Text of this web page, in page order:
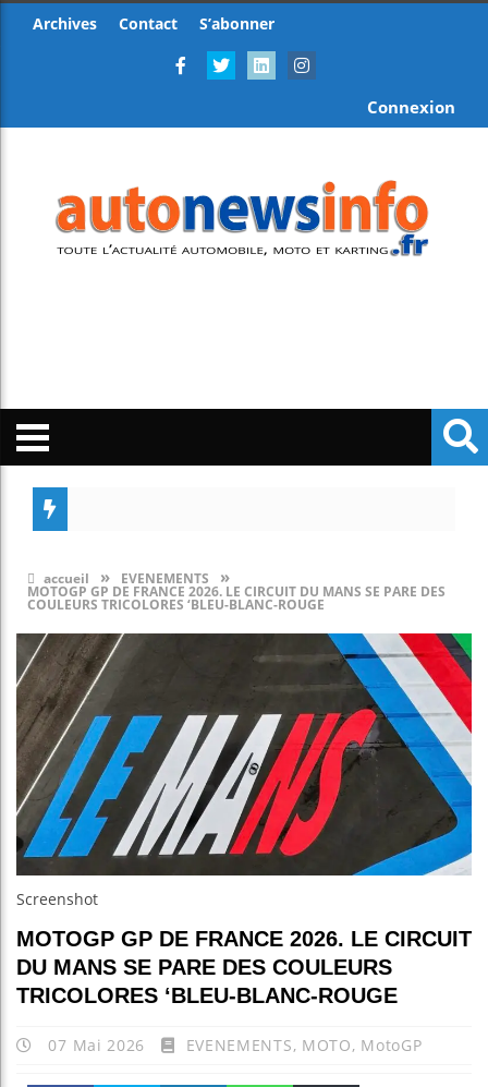
Archives Contact S’abonner
Connexion
accueil » EVENEMENTS »
MOTOGP GP DE FRANCE 2026. LE CIRCUIT DU MANS SE PARE DES
COULEURS TRICOLORES ‘BLEU-BLANC-ROUGE
Screenshot
MOTOGP GP DE FRANCE 2026. LE CIRCUIT
DU MANS SE PARE DES COULEURS
TRICOLORES ‘BLEU-BLANC-ROUGE
07 Mai 2026 EVENEMENTS, MOTO, MotoGP